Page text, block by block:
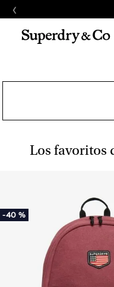
‹
Los favoritos
-40 %